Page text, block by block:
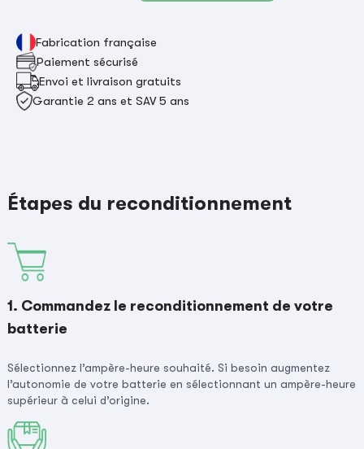
Fabrication française
Paiement sécurisé
Envoi et livraison gratuits
Garantie 2 ans et SAV 5 ans
Étapes du reconditionnement
1. Commandez le reconditionnement de votre
batterie
Sélectionnez l’ampère-heure souhaité. Si besoin augmentez
l’autonomie de votre batterie en sélectionnant un ampère-heure
supérieur à celui d’origine.